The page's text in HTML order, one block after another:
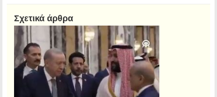
Σχετικά άρθρα